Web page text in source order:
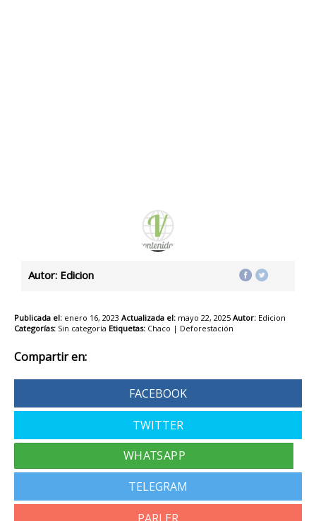
Autor: Edicion
Publicada el: enero 16, 2023 Actualizada el: mayo 22, 2025 Autor: Edicion
Categorías: Sin categoría Etiquetas: Chaco | Deforestación
Compartir en:
FACEBOOK
TWITTER
TELEGRAM